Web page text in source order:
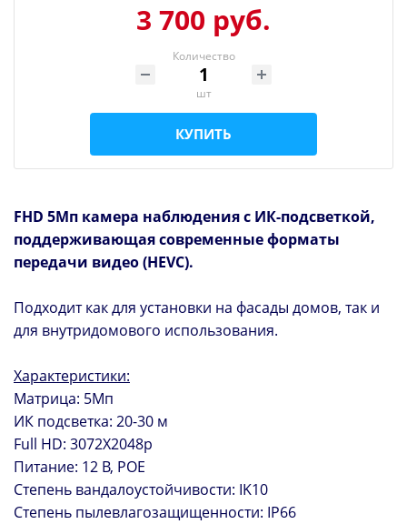
3 700 руб.
Количество
шт
КУПИТЬ
FHD 5Мп камера наблюдения с ИК-подсветкой,
поддерживающая современные форматы
передачи видео (HEVC).
Подходит как для установки на фасады домов, так и
для внутридомового использования.
Характеристики:
Матрица: 5Мп
ИК подсветка: 20-30 м
Full HD: 3072Х2048р
Питание: 12 В, POE
Степень вандалоустойчивости: IK10
Степень пылевлагозащищенности: IP66